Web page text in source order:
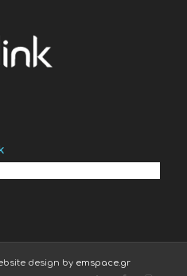
design by emspace.gr